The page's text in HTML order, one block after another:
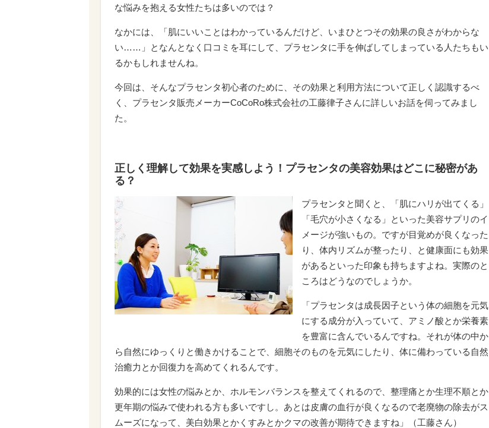
な悩みを抱える女性たちは多いのでは？
なかには、「肌にいいことはわかっているんだけど、いまひとつその効果の良さがわからな
い……」となんとなく口コミを耳にして、プラセンタに手を伸ばしてしまっている人たちもい
るかもしれませんね。
今回は、そんなプラセンタ初心者のために、その効果と利用方法について正しく認識するべ
く、プラセンタ販売メーカーCoCoRo株式会社の工藤律子さんに詳しいお話を伺ってみまし
た。
正しく理解して効果を実感しよう！プラセンタの美容効果はどこに秘密があ
る？
プラセンタと聞くと、「肌にハリが出てくる」
「毛穴が小さくなる」といった美容サプリのイ
メージが強いもの。ですが目覚めが良くなった
り、体内リズムが整ったり、と健康面にも効果
があるといった印象も持ちますよね。実際のと
ころはどうなのでしょうか。
「プラセンタは成長因子という体の細胞を元気
にする成分が入っていて、アミノ酸とか栄養素
を豊富に含んでいるんですね。それが体の中か
ら自然にゆっくりと働きかけることで、細胞そのものを元気にしたり、体に備わっている自然
治癒力とか回復力を高めてくれるんです。
効果的には女性の悩みとか、ホルモンバランスを整えてくれるので、整理痛とか生理不順とか
更年期の悩みで使われる方も多いですし。あとは皮膚の血行が良くなるので老廃物の除去がス
ムーズになって、美白効果とかくすみとかクマの改善が期待できますね」（工藤さん）